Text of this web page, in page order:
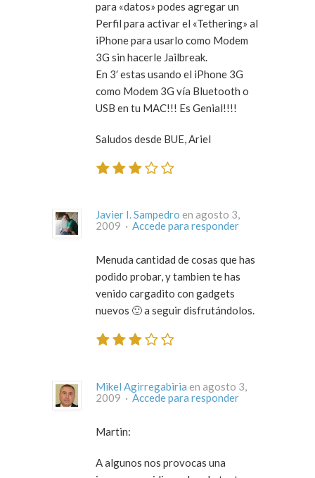
para «datos» podes agregar un
Perfil para activar el «Tethering» al
iPhone para usarlo como Modem
3G sin hacerle Jailbreak.
En 3′ estas usando el iPhone 3G
como Modem 3G vía Bluetooth o
USB en tu MAC!!! Es Genial!!!!
Saludos desde BUE, Ariel
Javier I. Sampedro en agosto 3,
2009 · Accede para responder
Menuda cantidad de cosas que has
podido probar, y tambien te has
venido cargadito con gadgets
nuevos 🙂 a seguir disfrutándolos.
Mikel Agirregabiria en agosto 3,
2009 · Accede para responder
Martin:
A algunos nos provocas una